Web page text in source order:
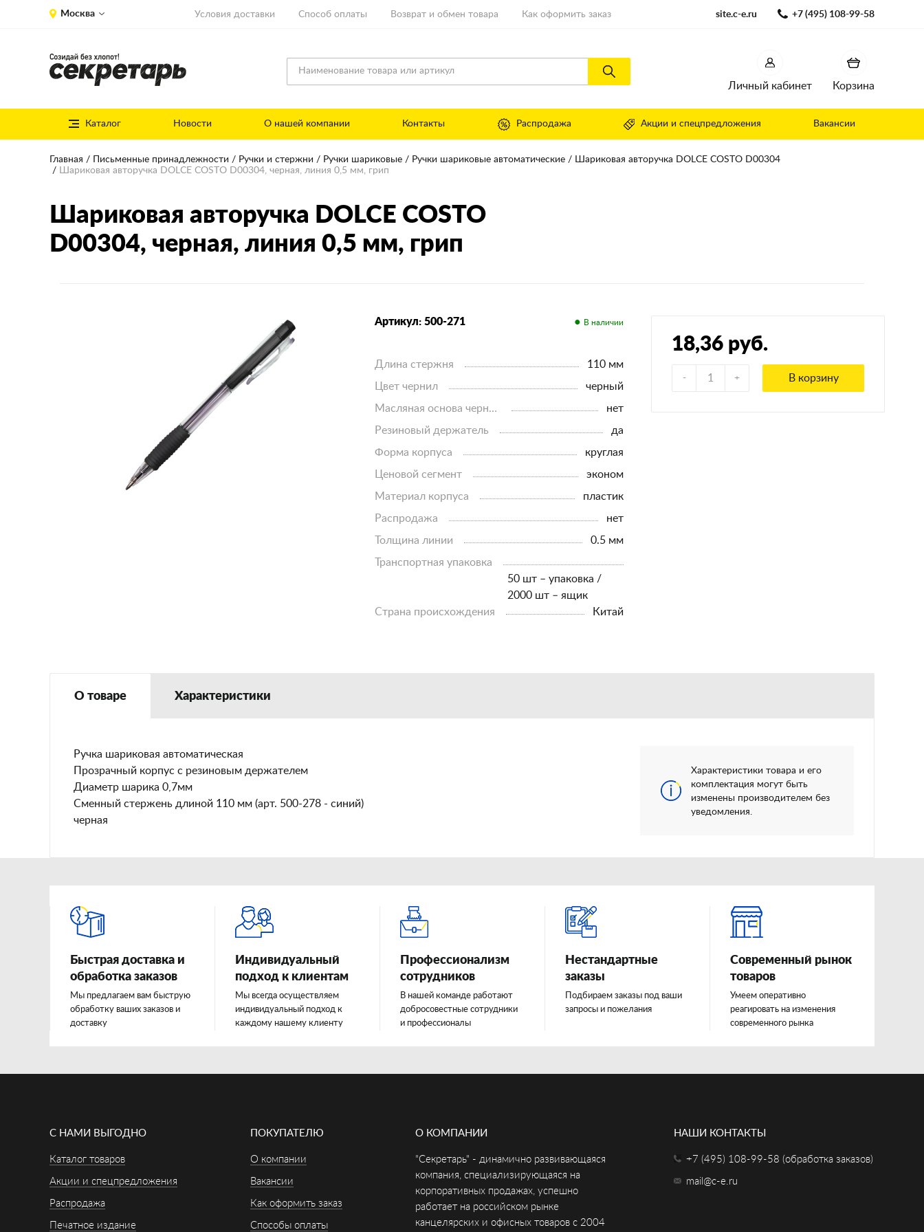
Москва Условия доставки Способ оплаты Возврат и обмен товара Как оформить заказ site.c-e.ru +7 (495) 108-99-58
Личный кабинет Корзина
Каталог Новости О нашей компании Контакты Распродажа Акции и спецпредложения Вакансии
Главная Письменные принадлежности Ручки и стержни Ручки шариковые Ручки шариковые автоматические
Шариковая авторучка DOLCE COSTO D00304
Шариковая авторучка DOLCE COSTO D00304, черная, линия 0,5 мм, грип
Шариковая авторучка DOLCE COSTO
D00304, черная, линия 0,5 мм, грип
Артикул: 500-271
Длина стержня
110 мм
Цвет чернил
черный
Масляная основа чернил
нет
Резиновый держатель
да
Форма корпуса
круглая
Ценовой сегмент
эконом
Материал корпуса
пластик
Распродажа
нет
Толщина линии
0.5 мм
Транспортная упаковка
50 шт – упаковка /
2000 шт – ящик
Страна происхождения
китай
18,36 руб.
В корзину
О товаре Характеристики
Ручка шариковая автоматическая
Прозрачный корпус с резиновым держателем
Диаметр шарика 0,7мм
Сменный стержень длиной 110 мм (арт. 500-278 - синий)
черная
Характеристики товара и его
комплектация могут быть
изменены производителем без
уведомления.
Быстрая доставка и
обработка заказов
Мы предлагаем вам быструю
обработку ваших заказов и
доставку
Индивидуальный
подход к клиентам
Мы всегда осуществляем
индивидуальный подход к
каждому нашему клиенту
Профессионализм
сотрудников
В нашей команде работают
добросовестные сотрудники
и профессионалы
Нестандартные
заказы
Подбираем заказы под ваши
запросы и пожелания
Современный рынок
товаров
Умеем оперативно
реагировать на изменения
современного рынка
С НАМИ ВЫГОДНО
Каталог товаров
Акции и спецпредложения
Распродажа
Печатное издание
ПОКУПАТЕЛЮ
О компании
Вакансии
Как оформить заказ
Способы оплаты
О КОМПАНИИ
"Секретарь" - динамично развивающаяся
компания, специализирующаяся на
корпоративных продажах, успешно
работает на российском рынке
канцелярских и офисных товаров с 2004
НАШИ КОНТАКТЫ
+7 (495) 108-99-58 (обработка заказов)
mail@c-e.ru